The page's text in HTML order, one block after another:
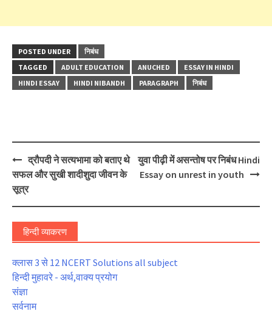
POSTED UNDER
निबंध
TAGGED
ADULT EDUCATION ANUCHED
ESSAY IN HINDI
HINDI ESSAY
HINDI NIBANDH PARAGRAPH निबंध
Post
navigation
द्रौपदी ने सत्यभामा को बताए थे
सफल और सुखी शादीशुदा जीवन के
सूत्र
युवा पीढ़ी में असन्तोष पर निबंध Hindi
Essay on unrest in youth
हिन्दी व्याकरण
क्लास 3 से 12 NCERT Solutions all subject
हिन्दी मुहावरे - अर्थ,वाक्य प्रयोग
संज्ञा
सर्वनाम